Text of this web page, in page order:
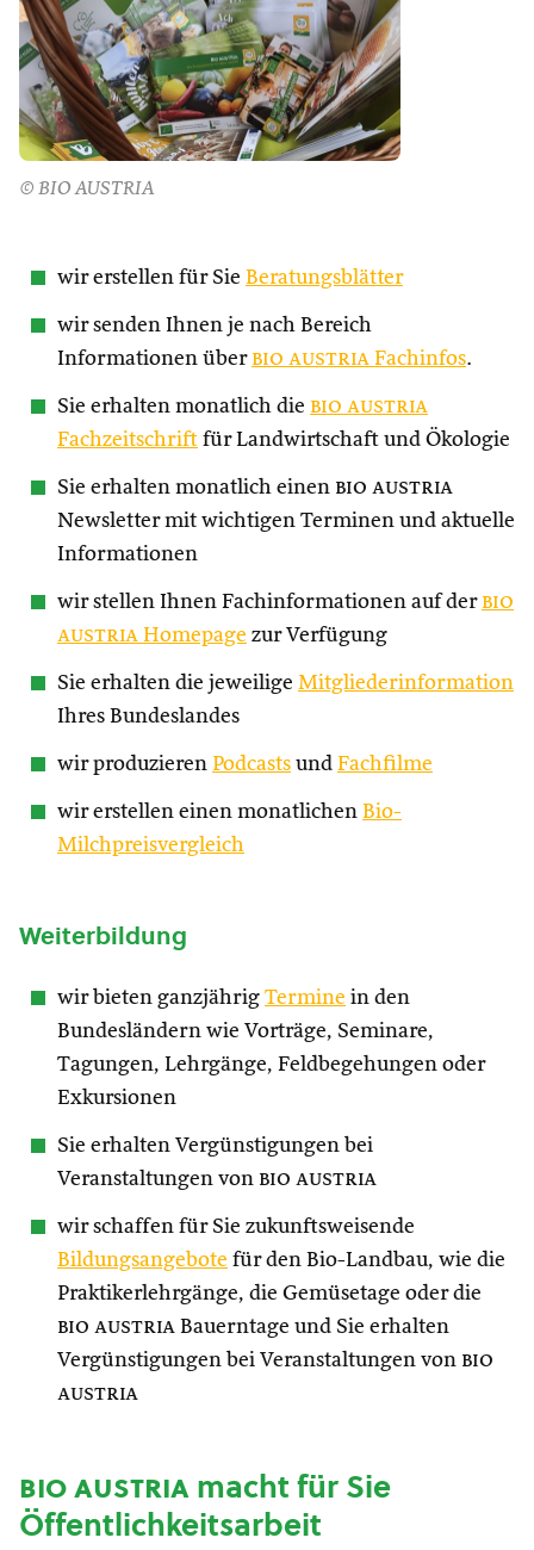
© BIO AUSTRIA
wir erstellen für Sie Beratungsblätter
wir senden Ihnen je nach Bereich
Informationen über bio austria Fachinfos.
Sie erhalten monatlich die bio austria
Fachzeitschrift für Landwirtschaft und Ökologie
Sie erhalten monatlich einen bio austria
Newsletter mit wichtigen Terminen und aktuelle
Informationen
wir stellen Ihnen Fachinformationen auf der bio
austria Homepage zur Verfügung
Sie erhalten die jeweilige Mitgliederinformation
Ihres Bundeslandes
wir produzieren Podcasts und Fachfilme
wir erstellen einen monatlichen Bio-
Milchpreisvergleich
Weiterbildung
wir bieten ganzjährig Termine in den
Bundesländern wie Vorträge, Seminare,
Tagungen, Lehrgänge, Feldbegehungen oder
Exkursionen
Sie erhalten Vergünstigungen bei
Veranstaltungen von bio austria
wir schaffen für Sie zukunftsweisende
Bildungsangebote für den Bio-Landbau, wie die
Praktikerlehrgänge, die Gemüsetage oder die
bio austria Bauerntage und Sie erhalten
Vergünstigungen bei Veranstaltungen von bio
austria
bio austriamacht für Sie
Öffentlichkeitsarbeit